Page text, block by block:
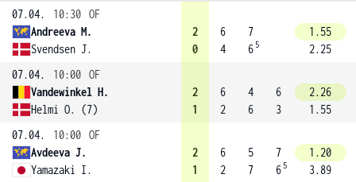
07.04. 10:30 OF
Andreeva M.
Svendsen J.
2
0
6
4
7
6 5
1.55
2.25
07.04.
10:00 OF
Vandewinkel H.
Helmi O. (7)
2
1
6
2
4
6
6
3
2.26
1.55
07.04.
10:00 OF
Avdeeva J.
Yamazaki I.
2
1
6
2
5
7
7
6 5
1.20
3.89